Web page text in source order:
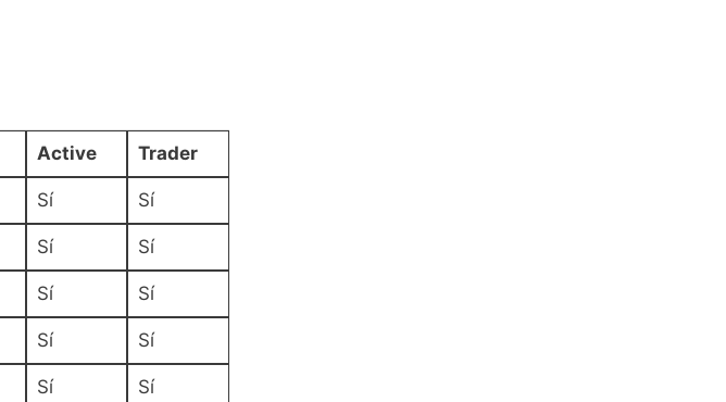
Active Trader
Sí Sí
Sí Sí
Sí Sí
Sí Sí
Sí Sí